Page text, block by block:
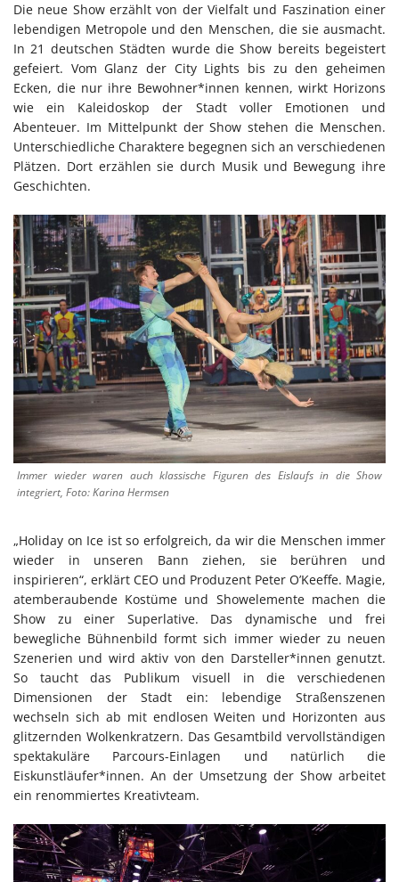
Die neue Show erzählt von der Vielfalt und Faszination einer
lebendigen Metropole und den Menschen, die sie ausmacht.
In 21 deutschen Städten wurde die Show bereits begeistert
gefeiert. Vom Glanz der City Lights bis zu den geheimen
Ecken, die nur ihre Bewohner*innen kennen, wirkt Horizons
wie ein Kaleidoskop der Stadt voller Emotionen und
Abenteuer. Im Mittelpunkt der Show stehen die Menschen.
Unterschiedliche Charaktere begegnen sich an verschiedenen
Plätzen. Dort erzählen sie durch Musik und Bewegung ihre
Geschichten.
Immer wieder waren auch klassische Figuren des Eislaufs in die Show
integriert, Foto: Karina Hermsen
„Holiday on Ice ist so erfolgreich, da wir die Menschen immer
wieder in unseren Bann ziehen, sie berühren und
inspirieren“, erklärt CEO und Produzent Peter O’Keeffe. Magie,
atemberaubende Kostüme und Showelemente machen die
Show zu einer Superlative. Das dynamische und frei
bewegliche Bühnenbild formt sich immer wieder zu neuen
Szenerien und wird aktiv von den Darsteller*innen genutzt.
So taucht das Publikum visuell in die verschiedenen
Dimensionen der Stadt ein: lebendige Straßenszenen
wechseln sich ab mit endlosen Weiten und Horizonten aus
glitzernden Wolkenkratzern. Das Gesamtbild vervollständigen
spektakuläre Parcours-Einlagen und natürlich die
Eiskunstläufer*innen. An der Umsetzung der Show arbeitet
ein renommiertes Kreativteam.